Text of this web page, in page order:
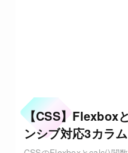
【CSS】Flexbox
ンシブ対応3カラ